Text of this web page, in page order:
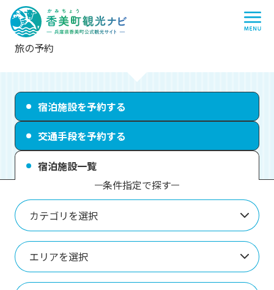
香
美
町
ナ
ビ
-
兵
庫
県
香
美
町
公
式
光
サ
イ
ト
旅の予約
宿泊施設一覧
宿泊施設を予約する
交通手段を予約する
条件指定で探す
カテゴリを選択
エリアを選択